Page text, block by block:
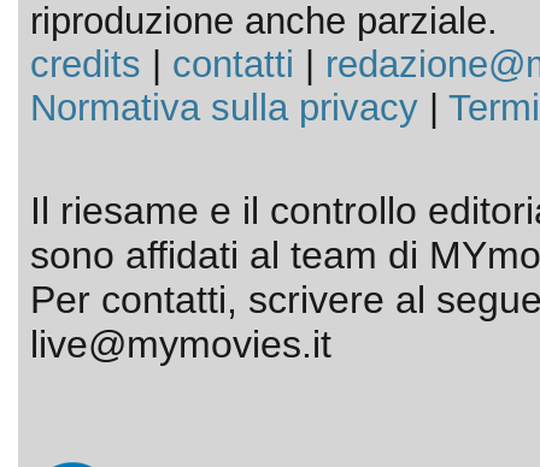
riproduzione anche parziale.
credits
contatti
Normativa sulla privacy|
Il riesame e il controllo
sono affidati al team di
Per contatti, scrivere al
live@mymovies.it